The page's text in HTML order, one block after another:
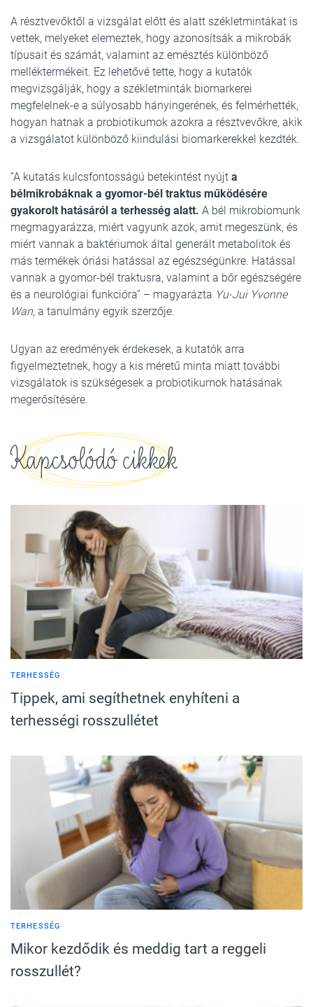
A résztvevőktől a vizsgálat előtt és alatt székletmintákat is
vettek, melyeket elemeztek, hogy azonosítsák a mikrobák
típusait és számát, valamint az emésztés különböző
melléktermékeit. Ez lehetővé tette, hogy a kutatók
megvizsgálják, hogy a székletminták biomarkerei
megfelelnek-e a súlyosabb hányingerének, és felmérhették,
hogyan hatnak a probiotikumok azokra a résztvevőkre, akik
a vizsgálatot különböző kiindulási biomarkerekkel kezdték.
“A kutatás kulcsfontosságú betekintést nyújt a
bélmikrobáknak a gyomor-bél traktus működésére
gyakorolt hatásáról a terhesség alatt. A bél mikrobiomunk
megmagyarázza, miért vagyunk azok, amit megeszünk, és
miért vannak a baktériumok által generált metabolitok és
más termékek óriási hatással az egészségünkre. Hatással
vannak a gyomor-bél traktusra, valamint a bőr egészségére
és a neurológiai funkcióra” – magyarázta Yu-Jui Yvonne
Wan, a tanulmány egyik szerzője.
Ugyan az eredmények érdekesek, a kutatók arra
figyelmeztetnek, hogy a kis méretű minta miatt további
vizsgálatok is szükségesek a probiotikumok hatásának
megerősítésére.
Kapcsolódó cikkek
TERHESSÉG
Tippek, ami segíthetnek enyhíteni a
terhességi rosszullétet
TERHESSÉG
Mikor kezdődik és meddig tart a reggeli
rosszullét?